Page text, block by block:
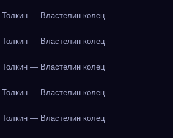
— Властелин колец
— Властелин колец
— Властелин колец
— Властелин колец
— Властелин колец